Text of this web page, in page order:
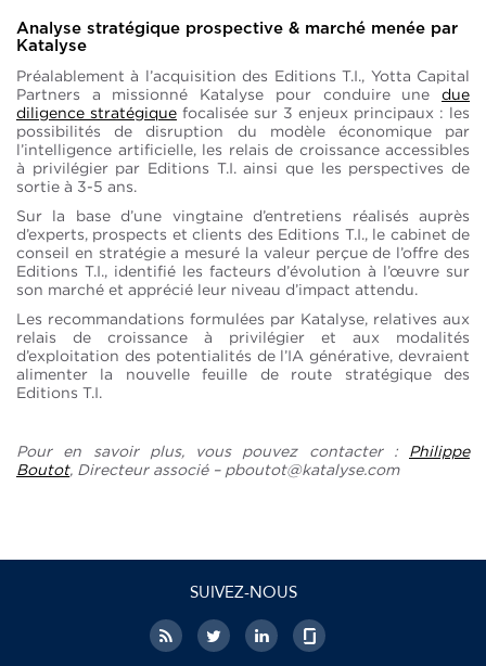
Analyse stratégique prospective & marché menée par
Katalyse
Préalablement à l’acquisition des Editions T.I., Yotta Capital
Partners a missionné Katalyse pour conduire une due
diligence stratégique focalisée sur 3 enjeux principaux : les
possibilités de disruption du modèle économique par
l’intelligence artificielle, les relais de croissance accessibles
à privilégier par Editions T.I. ainsi que les perspectives de
sortie à 3-5 ans.
Sur la base d’une vingtaine d’entretiens réalisés auprès
d’experts, prospects et clients des Editions T.I., le cabinet de
conseil en stratégie a mesuré la valeur perçue de l’offre des
Editions T.I., identifié les facteurs d’évolution à l’œuvre sur
son marché et apprécié leur niveau d’impact attendu.
Les recommandations formulées par Katalyse, relatives aux
relais de croissance à privilégier et aux modalités
d’exploitation des potentialités de l’IA générative, devraient
alimenter la nouvelle feuille de route stratégique des
Editions T.I.
Pour en savoir plus, vous pouvez contacter : Philippe
Boutot, Directeur associé – pboutot@katalyse.com
SUIVEZ-NOUS